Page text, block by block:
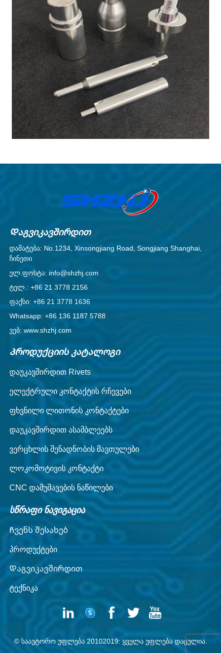
Დაგვიკავშირდით
დამატება: No.1234, Xinsongjiang Road, Songjiang Shanghai,
ჩინეთი
ელ.ფოსტა: info@shzhj.com
ტელ.: +86 21 3778 2156
ფაქსი: +86 21 3778 1636
Whatsapp: +86 136 1187 5788
ვებ: www.shzhj.com
Პროდუქციის კატალოგი
დაუკავშირდით Rivets
ელექტრული კონტაქტის რჩევები
ფხვნილი ლითონის კონტაქტები
დაუკავშირდით ასამბლეებს
ვერცხლის შენადნობის მავთულები
ლოკომოტივის კონტაქტი
CNC დამუშავების ნაწილები
სწრაფი ნავიგაცია
Ჩვენს შესახებ
პროდუქტები
Დაგვიკავშირდით
ტექნიკა
© ᲡᲐᲐᲕᲢᲝᲠᲝ ᲣᲤᲚᲔᲑᲐ 20102019: ᲧᲕᲔᲚᲐ ᲣᲤᲚᲔᲑᲐ ᲓᲐᲪᲣᲚᲘᲐ.